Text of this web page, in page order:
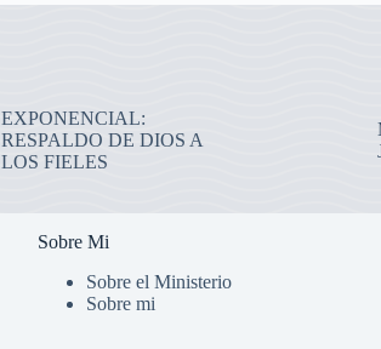
EXPONENCIAL:
RESPALDO DE DIOS A
LOS FIELES
Sobre Mi
Sobre el Ministerio
Sobre mi